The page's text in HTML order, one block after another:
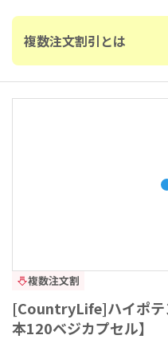
複数注文割引とは
複数注文割
[CountryLife]ハイポテ
本120ベジカプセル】